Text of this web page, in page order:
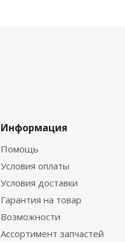
Информация
Помощь
Условия оплаты
Условия доставки
Гарантия на товар
Возможности
Ассортимент запчастей